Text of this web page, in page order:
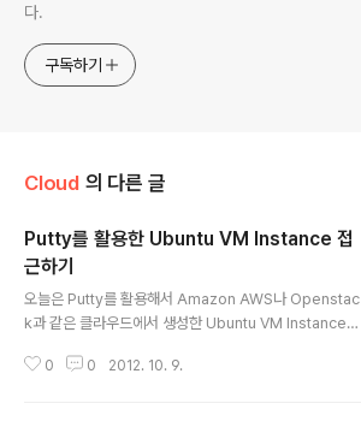
다.
구독하기
Cloud 의 다른 글
Putty를 활용한 Ubuntu VM Instance 접
근하기
오늘은 Putty를 활용해서 Amazon AWS나 Openstac
k과 같은 클라우드에서 생성한 Ubuntu VM Instance에
Putty를 다운로드 받아야 한다. putty(http://www.chiar
0 0 2012. 10. 9.